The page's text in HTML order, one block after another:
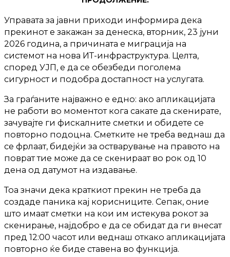
Управата за јавни приходи информира дека
прекинот е закажан за денеска, вторник, 23 јуни
2026 година, а причината е миграција на
системот на нова ИТ-инфраструктура. Целта,
според УЈП, е да се обезбеди поголема
сигурност и подобра достапност на услугата.
За граѓаните најважно е едно: ако апликацијата
не работи во моментот кога сакате да скенирате,
зачувајте ги фискалните сметки и обидете се
повторно подоцна. Сметките не треба веднаш да
се фрлаат, бидејќи за остварување на правото на
поврат тие може да се скенираат во рок од 10
дена од датумот на издавање.
Тоа значи дека краткиот прекин не треба да
создаде паника кај корисниците. Сепак, оние
што имаат сметки на кои им истекува рокот за
скенирање, најдобро е да се обидат да ги внесат
пред 12:00 часот или веднаш откако апликацијата
повторно ќе биде ставена во функција.